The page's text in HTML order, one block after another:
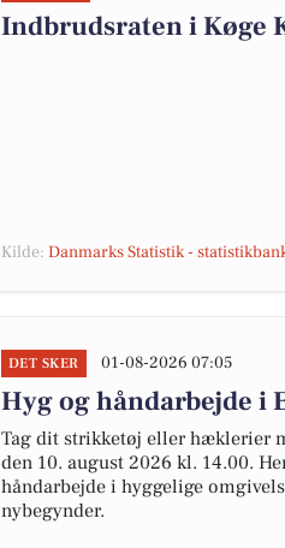
Indbrudsraten i Køge
Kilde: Danmarks Statistik -
DET SKER 01-08-2026 07:05
Hyg og håndarbejde i
Tag dit strikketøj eller hæklerier
den 10. august 2026 kl. 14.00.
håndarbejde i hyggelige
nybegynder.